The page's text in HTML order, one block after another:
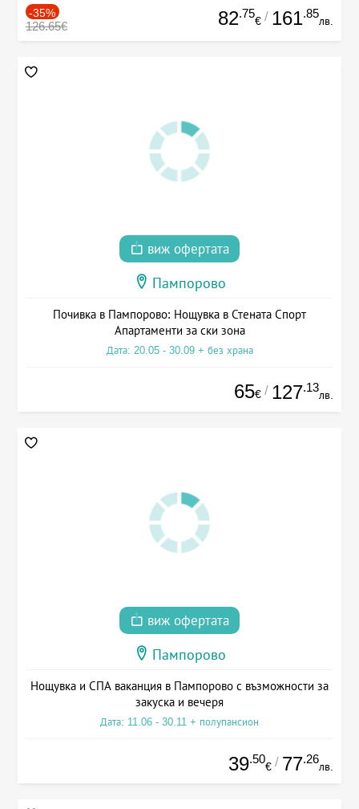
-35%
126.65€ 82.75
€ / 161.85
лв.
виж офертата
Пампорово
Почивка в Пампорово: Нощувка в Стената Спорт
Апартаменти за ски зона
Дата: 20.05 - 30.09 + без храна
65€ / 127.13
лв.
виж офертата
Пампорово
Нощувка и СПА ваканция в Пампорово с възможности за
закуска и вечеря
Дата: 11.06 - 30.11 + полупансион
39.50
€ / 77.26
лв.